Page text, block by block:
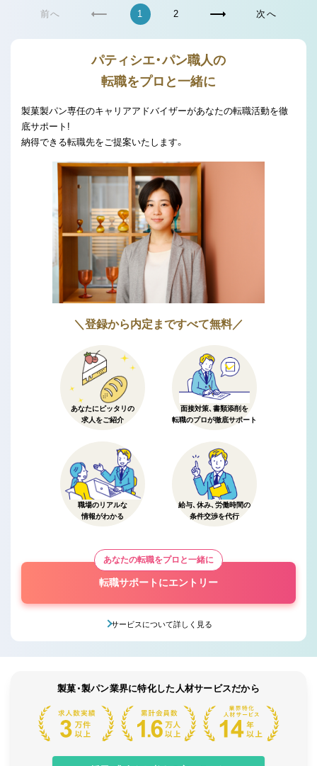
前へ 1 2 次へ
パティシエ・パン職人の
転職をプロと一緒に
製菓製パン専任のキャリアアドバイザーがあなたの転職活動を徹
底サポート!
納得できる転職先をご提案いたします。
＼登録から内定まですべて無料／
あなたにピッタリの
求人をご紹介
面接対策、書類添削を
転職のプロが徹底サポート
職場のリアルな
情報がわかる
給与、休み、労働時間の
条件交渉を代行
あなたの転職をプロと一緒に
転職サポートにエントリー
サービスについて詳しく見る
製菓・製パン業界に特化した人材サービスだから